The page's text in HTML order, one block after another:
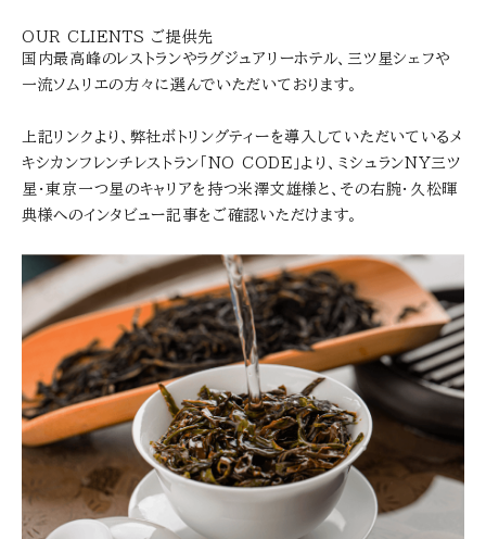
OUR CLIENTS ご提供先
国内最高峰のレストランやラグジュアリーホテル、三ツ星シェフや
一流ソムリエの方々に選んでいただいております。
上記リンクより、弊社ボトリングティーを導入していただいているメ
キシカンフレンチレストラン「NO CODE」より、ミシュランNY三ツ
星・東京一つ星のキャリアを持つ米澤文雄様と、その右腕・久松暉
典様へのインタビュー記事をご確認いただけます。